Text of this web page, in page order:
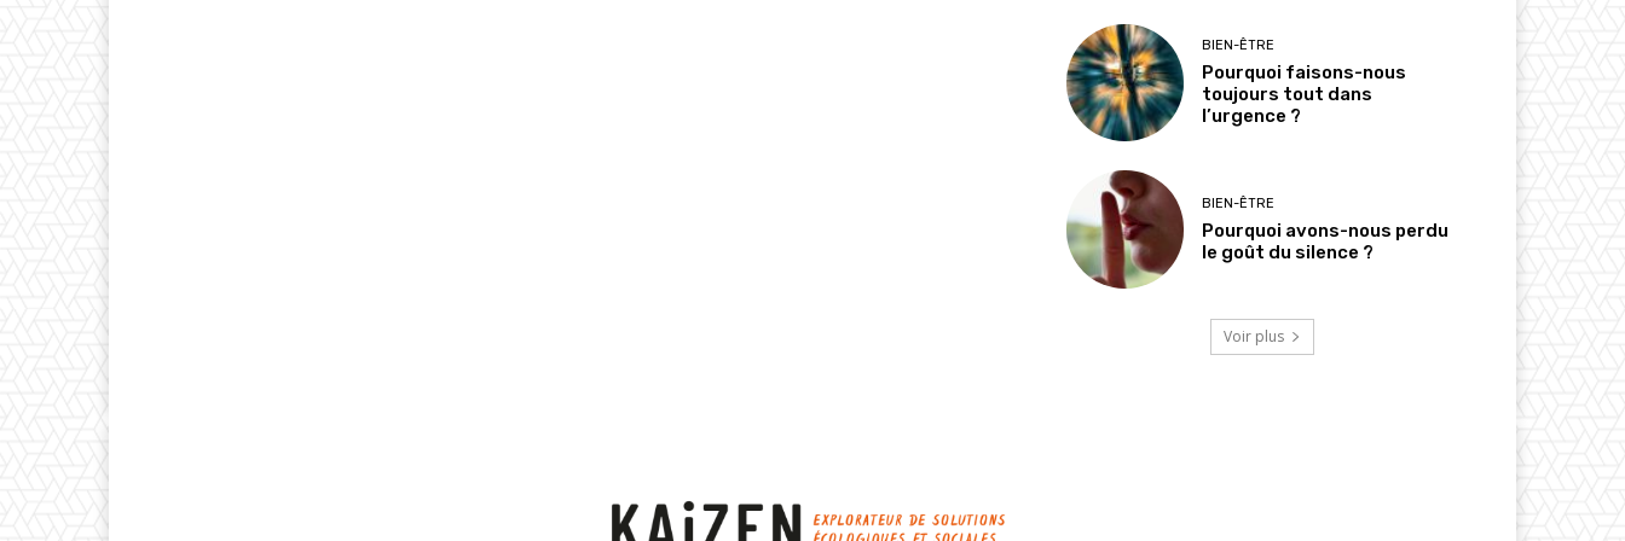
BIEN-ÊTRE
Pourquoi faisons-nous
toujours tout dans
l’urgence ?
BIEN-ÊTRE
Pourquoi avons-nous perdu
le goût du silence ?
Voir plus